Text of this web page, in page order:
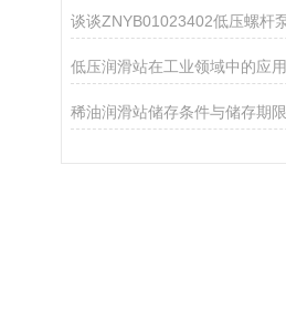
稀油润滑站储存条件与储存期限